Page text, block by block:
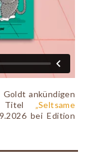
ankündigen
Titel „Seltsame
bei Edition